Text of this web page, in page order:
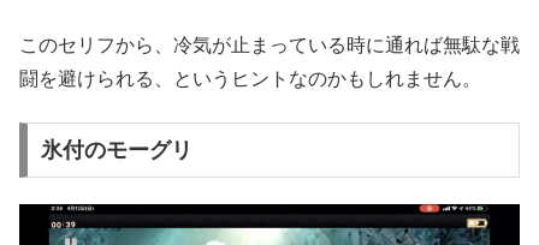
このセリフから、冷気が止まっている時に通れば無駄な戦
闘を避けられる、というヒントなのかもしれません。
氷付のモーグリ